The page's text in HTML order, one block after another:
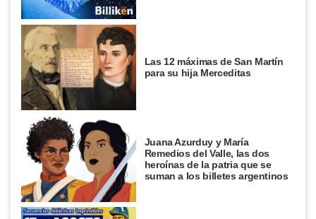
Las 12 máximas de San Martín
para su hija Merceditas
Juana Azurduy y María
Remedios del Valle, las dos
heroínas de la patria que se
suman a los billetes argentinos